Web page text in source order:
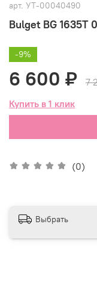
арт. УТ-00040490
Bulget BG 1635T
(0)
-9%
6 600 ₽
7
Купить в 1 клик
Выбрать